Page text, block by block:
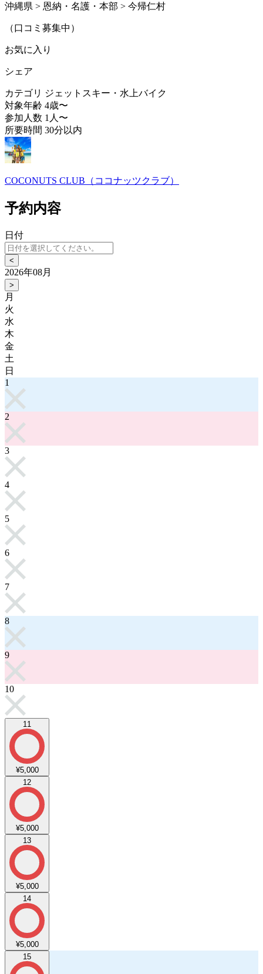
沖縄県 > 恩納・名護・本部 > 今帰仁村
（口コミ募集中）
お気に入り
シェア
カテゴリ ジェットスキー・水上バイク
対象年齢 4歳〜
参加人数 1人〜
所要時間 30分以内
COCONUTS CLUB（ココナッツクラブ）
予約内容
日付
<
2026年08月
>
月
火
水
木
金
土
日
1
2
3
4
5
6
7
8
9
10
11
¥5,000
12
¥5,000
13
¥5,000
14
¥5,000
15